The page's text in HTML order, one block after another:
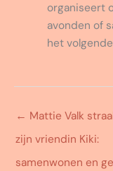
organiseert
avonden of
het
← Mattie Valk
zijn vriendin Kiki:
samenwonen en